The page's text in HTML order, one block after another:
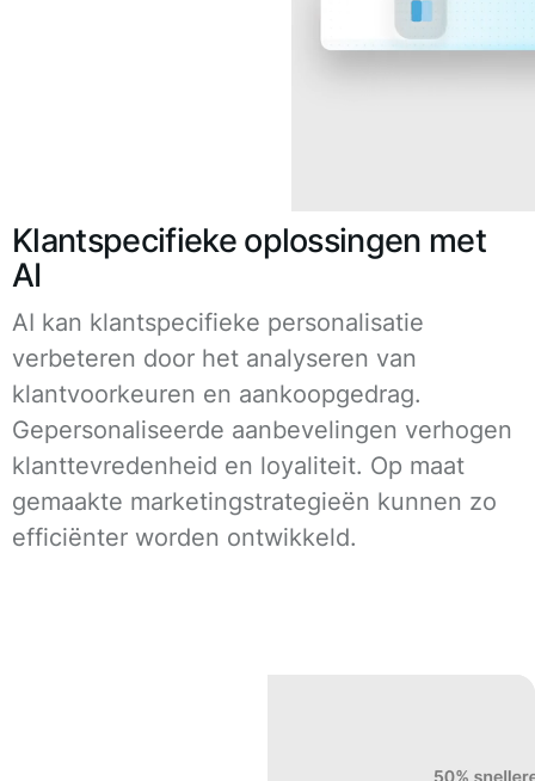
Klantspecifieke oplossingen met
AI
AI kan klantspecifieke personalisatie
verbeteren door het analyseren van
klantvoorkeuren en aankoopgedrag.
Gepersonaliseerde aanbevelingen verhogen
klanttevredenheid en loyaliteit. Op maat
gemaakte marketingstrategieën kunnen zo
efficiënter worden ontwikkeld.